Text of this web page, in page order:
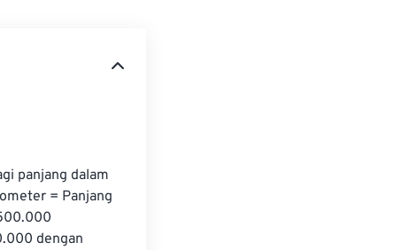
panjang dalam
= Panjang
dengan